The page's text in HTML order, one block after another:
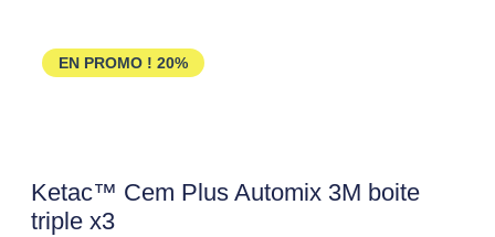
EN PROMO ! 20%
Ketac™ Cem Plus Automix 3M boite
triple x3